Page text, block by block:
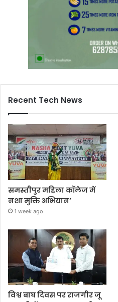
Recent Tech News
समस्तीपुर महिला कॉलेज में
नशा मुक्ति अभियान’
1 week ago
विश्व बाघ दिवस पर राजगीर जू